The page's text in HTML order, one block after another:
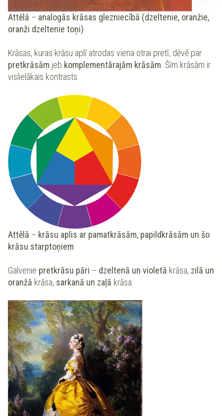
Attēlā – analogās krāsas glezniecībā (dzeltenie, oranžie,
oranži dzeltenie toņi)
Krāsas, kuras krāsu aplī atrodas viena otrai pretī, dēvē par
pretkrāsām jeb komplementārajām krāsām. Šīm krāsām ir
vislielākais kontrasts.
Attēlā – krāsu aplis ar pamatkrāsām, papildkrāsām un šo
krāsu starptoņiem
Galvenie pretkrāsu pāri – dzeltenā un violetā krāsa, zilā un
oranžā krāsa, sarkanā un zaļā krāsa.